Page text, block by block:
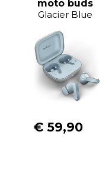
moto buds
Glacier Blue
€ 59,90